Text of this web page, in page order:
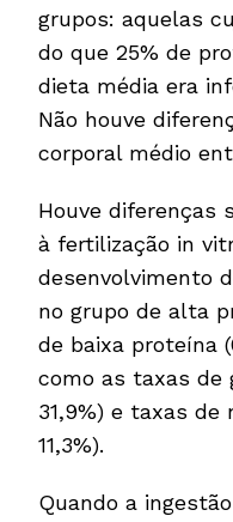
grupos: aquelas
do que 25% de
dieta média era
Não houve
corporal médio
Houve diferenças
à fertilização in
desenvolvimento
no grupo de alta
de baixa proteína
como as taxas de
31,9%) e taxas de
11,3%).
Quando a